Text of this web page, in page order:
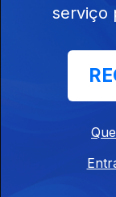
serviço